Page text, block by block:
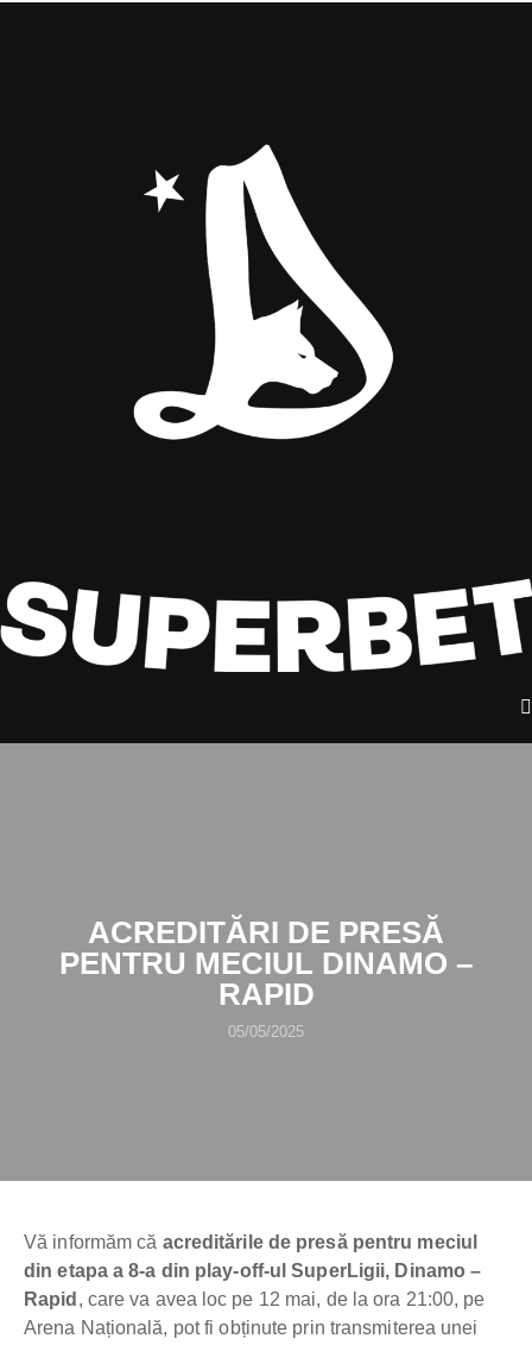
ACREDITĂRI DE PRESĂ
PENTRU MECIUL DINAMO –
RAPID
05/05/2025
Vă informăm că acreditările de presă pentru meciul
din etapa a 8-a din play-off-ul SuperLigii, Dinamo –
Rapid , care va avea loc pe 12 mai, de la ora 21:00, pe
Arena Națională, pot fi obținute prin transmiterea unei